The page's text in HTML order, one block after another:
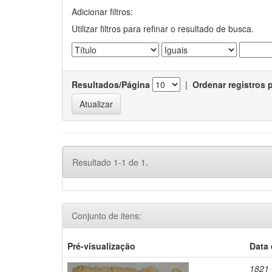
Adicionar filtros:
Utilizar filtros para refinar o resultado de busca.
Resultados/Página | Ordenar registros
Resultado 1-1 de 1.
Conjunto de itens:
Pré-visualização
1821